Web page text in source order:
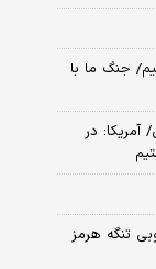
جنگ ما با
در
تنگه هرمز